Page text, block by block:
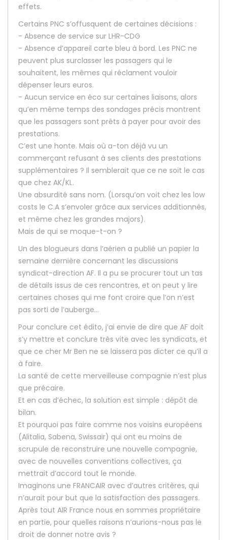
effets.
Certains PNC s’offusquent de certaines décisions :
- Absence de service sur LHR-CDG
- Absence d’appareil carte bleu à bord. Les PNC ne
peuvent plus surclasser les passagers qui le
souhaitent, les mêmes qui réclament vouloir
dépenser leurs euros.
- Aucun service en éco sur certaines liaisons, alors
qu’en même temps des sondages précis montrent
que les passagers sont prêts à payer pour avoir des
prestations.
C’est une honte. Mais où a-ton déjà vu un
commerçant refusant à ses clients des prestations
supplémentaires ? Il semblerait que ce ne soit le cas
que chez AK/KL.
Une absurdité sans nom. (Lorsqu’on voit chez les low
costs le C.A s’envoler grâce aux services additionnés,
et même chez les grandes majors).
Mais de qui se moque-t-on ?
Un des blogueurs dans l’aérien a publié un papier la
semaine dernière concernant les discussions
syndicat-direction AF. Il a pu se procurer tout un tas
de détails issus de ces rencontres, et on peut y lire
certaines choses qui me font croire que l’on n’est
pas sorti de l’auberge…
Pour conclure cet édito, j’ai envie de dire que AF doit
s’y mettre et conclure très vite avec les syndicats, et
que ce cher Mr Ben ne se laissera pas dicter ce qu’il a
à faire.
La santé de cette merveilleuse compagnie n’est plus
que précaire.
Et en cas d’échec, la solution est simple : dépôt de
bilan.
Et pourquoi pas faire comme nos voisins européens
(Alitalia, Sabena, Swissair) qui ont eu moins de
scrupule de reconstruire une nouvelle compagnie,
avec de nouvelles conventions collectives, ça
mettrait d’accord tout le monde.
Imaginons une FRANCAIR avec d’autres critères, qui
n’aurait pour but que la satisfaction des passagers.
Après tout AIR France nous en sommes propriétaire
en partie, pour quelles raisons n’aurions-nous pas le
droit de donner notre avis ?